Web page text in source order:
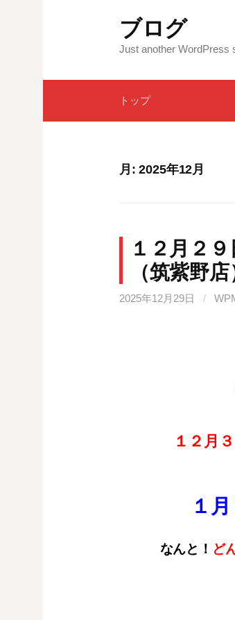
ツ
ス
ブログ
Just another WordPress
トップ
月:2025年12月
１２月２
（筑紫野店
2025年12月29日 /
１２月
１
なんと！ ど